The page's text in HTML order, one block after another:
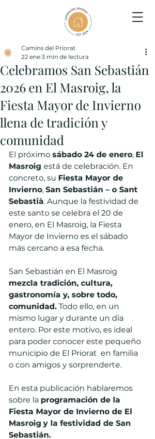
Celebramos San Sebastián
2026 en El Masroig, la
Fiesta Mayor de Invierno
llena de tradición y
comunidad
Camins del Priorat
22 ene 3 min de lectura
El próximo sábado 24 de enero, El
Masroig está de celebración. En
concreto, su Fiesta Mayor de
Invierno, San Sebastián – o Sant
Sebastià. Aunque la festividad de
este santo se celebra el 20 de
enero, en El Masroig, la Fiesta
Mayor de Invierno es el sábado
más cercano a esa fecha.
San Sebastián en El Masroig
mezcla tradición, cultura,
gastronomía y, sobre todo,
comunidad. Todo ello, en un
mismo lugar y durante un día
entero. Por este motivo, es ideal
para poder conocer este pequeño
municipio de El Priorat  en familia
o con amigos y sorprenderte.
En esta publicación hablaremos
sobre la programación de la
Fiesta Mayor de Invierno de El
Masroig y la festividad de San
Sebastián.